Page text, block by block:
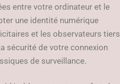
entre votre ordinateur et le
une identité numérique
et les observateurs tiers
sécurité de votre connexion
de surveillance.